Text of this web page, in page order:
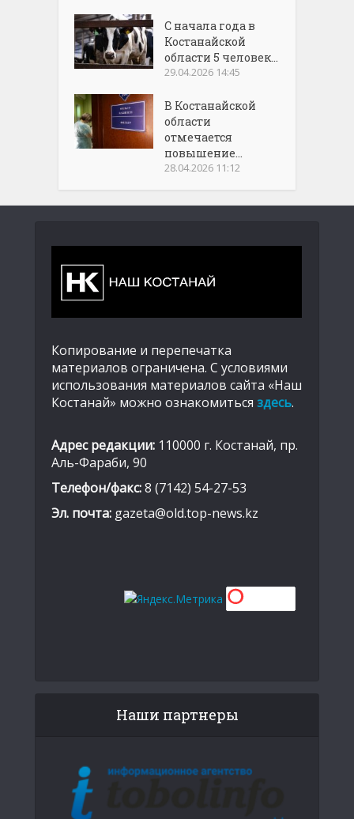
С начала года в
Костанайской
области 5 человек...
29.04.2026 14:45
В Костанайской
области
отмечается
повышение...
28.04.2026 11:12
Копирование и перепечатка
материалов ограничена. С условиями
использования материалов сайта «Наш
Костанай» можно ознакомиться здесь.
Адрес редакции: 110000 г. Костанай, пр.
Аль-Фараби, 90
Телефон/факс:8 (7142) 54-27-53
Эл. почта: gazeta@old.top-news.kz
Наши партнеры